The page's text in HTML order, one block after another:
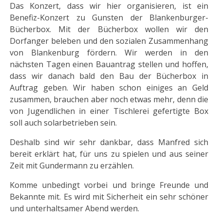
Das Konzert, dass wir hier organisieren, ist ein
Benefiz-Konzert zu Gunsten der Blankenburger-
Bücherbox. Mit der Bücherbox wollen wir den
Dorfanger beleben und den sozialen Zusammenhang
von Blankenburg fördern. Wir werden in den
nächsten Tagen einen Bauantrag stellen und hoffen,
dass wir danach bald den Bau der Bücherbox in
Auftrag geben. Wir haben schon einiges an Geld
zusammen, brauchen aber noch etwas mehr, denn die
von Jugendlichen in einer Tischlerei gefertigte Box
soll auch solarbetrieben sein.
Deshalb sind wir sehr dankbar, dass Manfred sich
bereit erklärt hat, für uns zu spielen und aus seiner
Zeit mit Gundermann zu erzählen.
Komme unbedingt vorbei und bringe Freunde und
Bekannte mit. Es wird mit Sicherheit ein sehr schöner
und unterhaltsamer Abend werden.